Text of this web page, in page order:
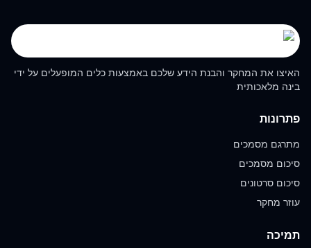
האיצו את המחקר והבנת הידע שלכם באמצעות כלים המופעלים על ידי
בינה מלאכותית
פתרונות
מתרגם מסמכים
סיכום מסמכים
סיכום סרטונים
עוזר מחקר
תמיכה